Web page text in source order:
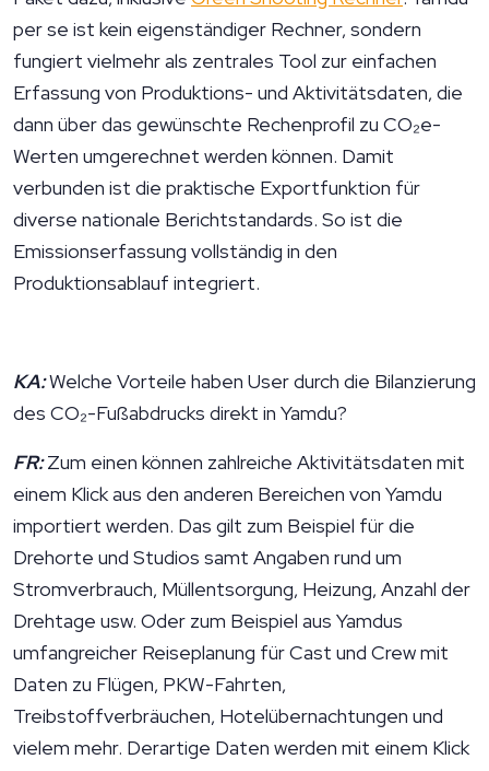
per se ist kein eigenständiger Rechner, sondern
fungiert vielmehr als zentrales Tool zur einfachen
Erfassung von Produktions- und Aktivitätsdaten, die
dann über das gewünschte Rechenprofil zu CO₂e-
Werten umgerechnet werden können. Damit
verbunden ist die praktische Exportfunktion für
diverse nationale Berichtstandards. So ist die
Emissionserfassung vollständig in den
Produktionsablauf integriert.
KA:Welche Vorteile haben User durch die Bilanzierung
des CO₂-Fußabdrucks direkt in Yamdu?
FR:Zum einen können zahlreiche Aktivitätsdaten mit
einem Klick aus den anderen Bereichen von Yamdu
importiert werden. Das gilt zum Beispiel für die
Drehorte und Studios samt Angaben rund um
Stromverbrauch, Müllentsorgung, Heizung, Anzahl der
Drehtage usw. Oder zum Beispiel aus Yamdus
umfangreicher Reiseplanung für Cast und Crew mit
Daten zu Flügen, PKW-Fahrten,
Treibstoffverbräuchen, Hotelübernachtungen und
vielem mehr. Derartige Daten werden mit einem Klick